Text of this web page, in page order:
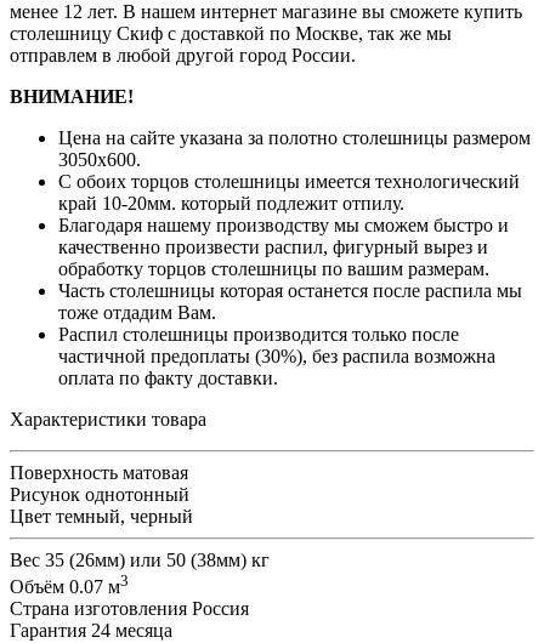
менее 12 лет. В нашем интернет магазине вы сможете купить
столешницу Скиф с доставкой по Москве, так же мы
отправлем в любой другой город России.
ВНИМАНИЕ!
Цена на сайте указана за полотно столешницы размером
3050х600.
С обоих торцов столешницы имеется технологический
край 10-20мм. который подлежит отпилу.
Благодаря нашему производству мы сможем быстро и
качественно произвести распил, фигурный вырез и
обработку торцов столешницы по вашим размерам.
Часть столешницы которая останется после распила мы
тоже отдадим Вам.
Распил столешницы производится только после
частичной предоплаты (30%), без распила возможна
оплата по факту доставки.
Характеристики товара
Поверхность матовая
Рисунок однотонный
Цвет темный, черный
Вес 35 (26мм) или 50 (38мм) кг
Объём 0.07 м3
Страна изготовления Россия
Гарантия 24 месяца